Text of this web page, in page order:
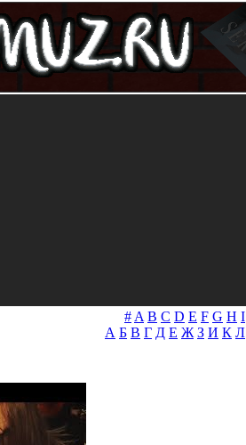
# A B C D E F G H I
А Б В Г Д Е Ж З И К Л